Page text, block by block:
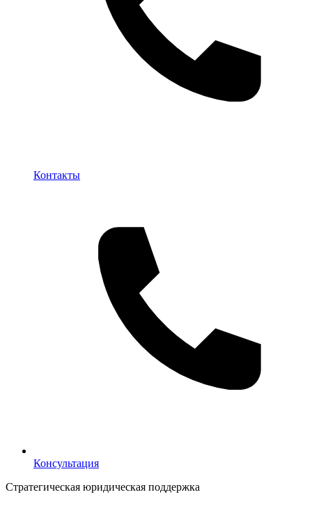
Контакты
Контакты
Консультация
Консультация
Стратегическая юридическая поддержка